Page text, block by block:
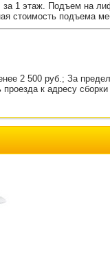
1 этаж. Подъем на
стоимость подъема
2 500 руб.; За
к адресу